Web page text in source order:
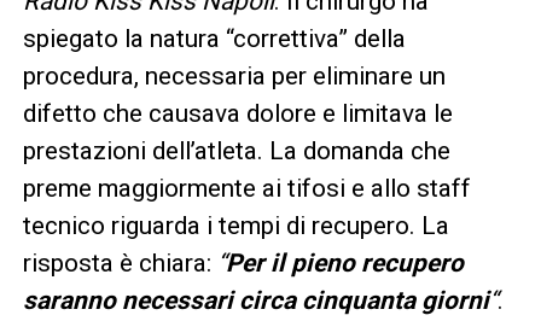
spiegato la natura “correttiva” della
procedura, necessaria per eliminare un
difetto che causava dolore e limitava le
prestazioni dell’atleta. La domanda che
preme maggiormente ai tifosi e allo staff
tecnico riguarda i tempi di recupero. La
risposta è chiara: “Per il pieno recupero
saranno necessari circa cinquanta giorni“.